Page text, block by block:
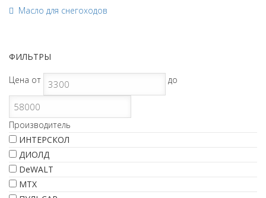
Масло для снегоходов
ФИЛЬТРЫ
Цена от до
Производитель
ИНТЕРСКОЛ
ДИОЛД
DeWALT
МТХ